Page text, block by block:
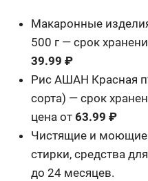
Макаронные
500 г — срок
39.99 ₽
Рис АШАН Красная
сорта) — срок
цена от63.99 ₽
Чистящие и моющие
стирки, средства
до 24 месяцев.